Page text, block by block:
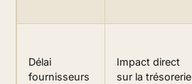
Délai
fournisseurs
Impact direct
sur la trésorerie